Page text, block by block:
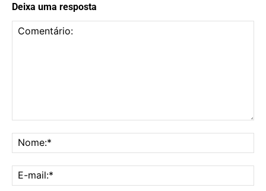
Deixa uma resposta